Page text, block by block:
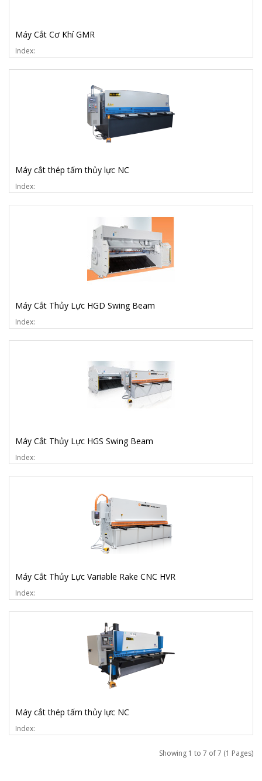
Máy Cắt Cơ Khí GMR
Index:
Máy cắt thép tấm thủy lực NC
Index:
Máy Cắt Thủy Lực HGD Swing Beam
Index:
Máy Cắt Thủy Lực HGS Swing Beam
Index:
Máy Cắt Thủy Lực Variable Rake CNC HVR
Index:
Máy cắt thép tấm thủy lực NC
Index:
Showing 1 to 7 of 7 (1 Pages)